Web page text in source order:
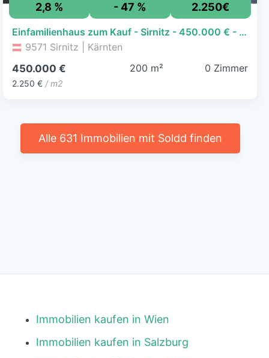
2,8 % - 47 % 2.250€
Einfamilienhaus zum Kauf - Sirnitz - 450.000 € - 200 m²
9571 Sirnitz | Kärnten
450.000 €
2.250 € / m2
200 m² 0 Zimmer
Alle 631 Immobilien mit Soldd finden
Immobilien kaufen in Wien
Immobilien kaufen in Salzburg